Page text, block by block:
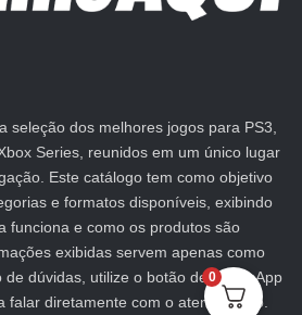
seleção dos melhores jogos para PS3,
Series, reunidos em um único lugar
Este catálogo tem como objetivo
e formatos disponíveis, exibindo
funciona e como os produtos são
exibidas servem apenas como
dúvidas, utilize o botão de WhatsApp
falar diretamente com o atendimento.
0